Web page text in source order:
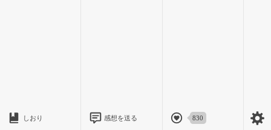
しおり 感想を送る 830
「豪華……」